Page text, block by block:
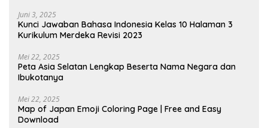
Juni 3, 2025
Kunci Jawaban Bahasa Indonesia Kelas 10 Halaman 3
Kurikulum Merdeka Revisi 2023
Mei 22, 2025
Peta Asia Selatan Lengkap Beserta Nama Negara dan
Ibukotanya
Mei 22, 2025
Map of Japan Emoji Coloring Page | Free and Easy
Download